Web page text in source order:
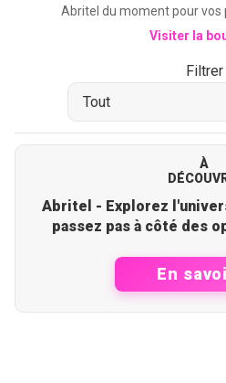
Abritel du moment pour vos
Visiter la
Filtrer
À
Abritel - Explorez
En